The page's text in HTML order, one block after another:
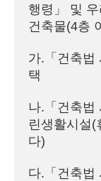
행령」 및
건축물(4층
가.「건축법
택
나.「건축법
린생활시설(
다)
다.「건축법